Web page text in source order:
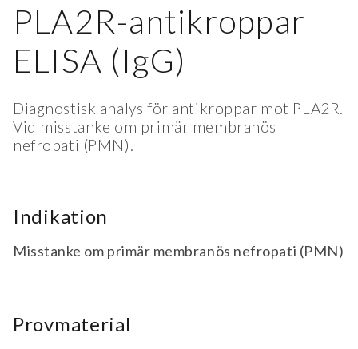
PLA2R-antikroppar
ELISA (IgG)
Diagnostisk analys för antikroppar mot PLA2R.
Vid misstanke om primär membranös
nefropati (PMN).
Indikation
Misstanke om primär membranös nefropati (PMN)
Provmaterial